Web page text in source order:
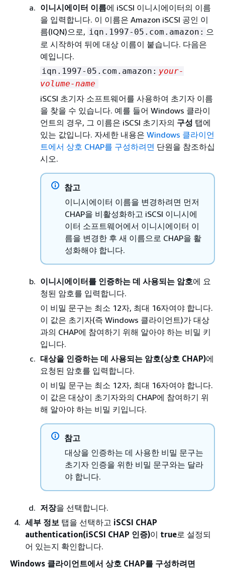
이니시에이터 이름에 iSCSI 이니시에이터의 이름
을 입력합니다. 이 이름은 Amazon iSCSI 공인 이
름(IQN)으로, iqn.1997-05.com.amazon: 으
로 시작하여 뒤에 대상 이름이 붙습니다. 다음은
예입니다.
iqn.1997-05.com.amazon: your-
volume-name
iSCSI 초기자 소프트웨어를 사용하여 초기자 이름
을 찾을 수 있습니다. 예를 들어 Windows 클라이
언트의 경우, 그 이름은 iSCSI 초기자의 구성 탭에
있는 값입니다. 자세한 내용은 Windows 클라이언
트에서 상호 CHAP를 구성하려면 단원을 참조하십
시오.
참고
이니시에이터 이름을 변경하려면 먼저
CHAP을 비활성화하고 iSCSI 이니시에
이터 소프트웨어에서 이니시에이터 이
름을 변경한 후 새 이름으로 CHAP을 활
성화해야 합니다.
이니시에이터를 인증하는 데 사용되는 암호에 요
청된 암호를 입력합니다.
이 비밀 문구는 최소 12자, 최대 16자여야 합니다.
이 값은 초기자(즉 Windows 클라이언트)가 대상
과의 CHAP에 참여하기 위해 알아야 하는 비밀 키
입니다.
대상을 인증하는 데 사용되는 암호(상호 CHAP)에
요청된 암호를 입력합니다.
이 비밀 문구는 최소 12자, 최대 16자여야 합니다.
이 값은 대상이 초기자와의 CHAP에 참여하기 위
해 알아야 하는 비밀 키입니다.
참고
대상을 인증하는 데 사용한 비밀 문구는
초기자 인증을 위한 비밀 문구와는 달라
야 합니다.
저장을 선택합니다.
세부 정보 탭을 선택하고 iSCSI CHAP
authentication(iSCSI CHAP 인증)이 true로 설정되
어 있는지 확인합니다.
Windows 클라이언트에서 상호 CHAP를 구성하려면